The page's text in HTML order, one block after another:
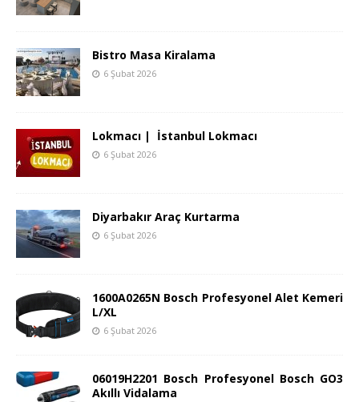
Bistro Masa Kiralama
6 Şubat 2026
Lokmacı | İstanbul Lokmacı
6 Şubat 2026
Diyarbakır Araç Kurtarma
6 Şubat 2026
1600A0265N Bosch Profesyonel Alet Kemeri
L/XL
6 Şubat 2026
06019H2201 Bosch Profesyonel Bosch GO3
Akıllı Vidalama